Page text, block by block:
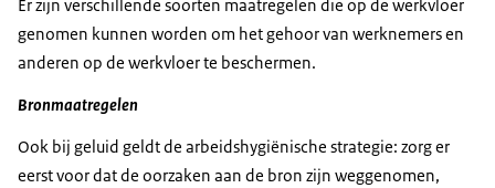
Er zijn verschillende soorten maatregelen die op de werkvloer
genomen kunnen worden om het gehoor van werknemers en
anderen op de werkvloer te beschermen.
Bronmaatregelen
Ook bij geluid geldt de arbeidshygiënische strategie: zorg er
eerst voor dat de oorzaken aan de bron zijn weggenomen,